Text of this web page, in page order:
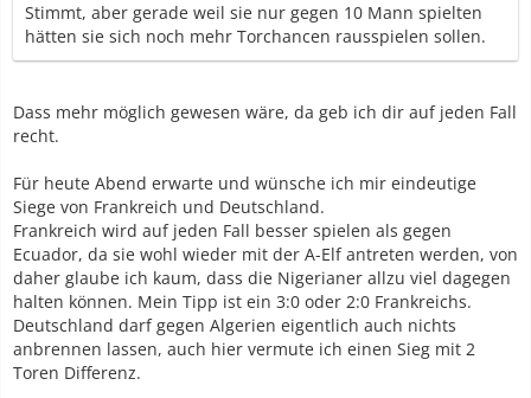
Stimmt, aber gerade weil sie nur gegen 10 Mann spielten
hätten sie sich noch mehr Torchancen rausspielen sollen.
Dass mehr möglich gewesen wäre, da geb ich dir auf jeden Fall
recht.
Für heute Abend erwarte und wünsche ich mir eindeutige
Siege von Frankreich und Deutschland.
Frankreich wird auf jeden Fall besser spielen als gegen
Ecuador, da sie wohl wieder mit der A-Elf antreten werden, von
daher glaube ich kaum, dass die Nigerianer allzu viel dagegen
halten können. Mein Tipp ist ein 3:0 oder 2:0 Frankreichs.
Deutschland darf gegen Algerien eigentlich auch nichts
anbrennen lassen, auch hier vermute ich einen Sieg mit 2
Toren Differenz.